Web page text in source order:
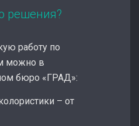
решения?
работу по
можно в
бюро «ГРАД»:
– от